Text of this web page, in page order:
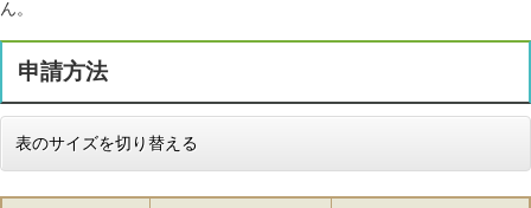
ん。
申請方法
表のサイズを切り替える